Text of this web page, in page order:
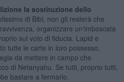
la sostituzione dello
di Bibi, non gli resterà che
organizzare un'imboscata
sul voto di fiducia. Lapid e
tutte le carte in loro possesso,
da mettere in campo che
di Netanyahu. Se tutti, proprio tutti,
bastare a fermarlo.